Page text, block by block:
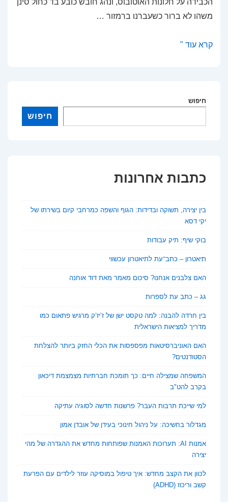
משהו לא ברור כשעברנו ברמזור …
נתיבי
יעיל
קרא עוד "
חיפוש
חיפוש
כתבות אחרונות
בין יצירה, תשוקה ובדידות: הגוף והשפה כמרחבי קיום בשירתו של
יקי דסא
בוקי שיף: תיק עבודות
תיאטרון – כתב־עת לתיאטרון עכשווי
האם צלבנים אנחנו? סיכום מאמר מאת דוד אוחנה
גג – כתב עת לספרות
בין חרדה להבנה: למה טקסט ישן של ז’יז’ק מרגיש פתאום כמו
מדריך למציאות הישראלית
האם האוניברסיטאות מפספסות את הכלי החזק ביותר להצלחת
הסטודנטים?
המשפחה שמצילה חיים: כך תומכת חברתיות מצמצמת דיכאון
בקרב להט"ב
למי שייכת תרבות העבר? פרשנות חדשה לסוגיה עתיקה
מגדלור בחשיכה: על ניהול חינוכי בעידן של אובדן אמון
אמנות AI: תערוכות האמנות שפותחות מחדש את ההגדרה של מהי
יצירה
לכוון את הקצב מחדש: איך טיפול במוסיקה עוזר לילדים עם הפרעת
קשב וריכוז (ADHD)